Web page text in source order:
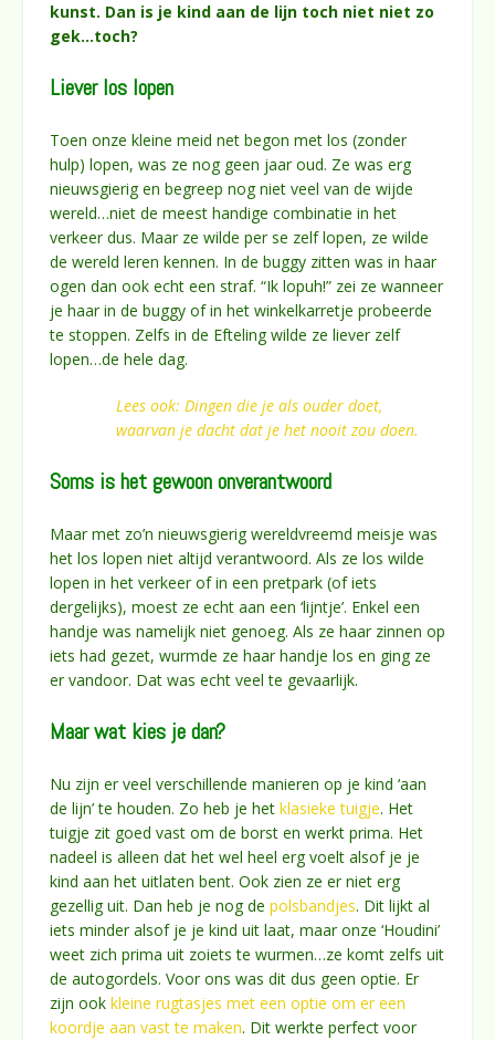
kunst. Dan is je kind aan de lijn toch niet niet zo
gek…toch?
Liever los lopen
Toen onze kleine meid net begon met los (zonder
hulp) lopen, was ze nog geen jaar oud. Ze was erg
nieuwsgierig en begreep nog niet veel van de wijde
wereld…niet de meest handige combinatie in het
verkeer dus. Maar ze wilde per se zelf lopen, ze wilde
de wereld leren kennen. In de buggy zitten was in haar
ogen dan ook echt een straf. “Ik lopuh!” zei ze wanneer
je haar in de buggy of in het winkelkarretje probeerde
te stoppen. Zelfs in de Efteling wilde ze liever zelf
lopen…de hele dag.
Lees ook: Dingen die je als ouder doet,
waarvan je dacht dat je het nooit zou doen.
Soms is het gewoon onverantwoord
Maar met zo’n nieuwsgierig wereldvreemd meisje was
het los lopen niet altijd verantwoord. Als ze los wilde
lopen in het verkeer of in een pretpark (of iets
dergelijks), moest ze echt aan een ‘lijntje’. Enkel een
handje was namelijk niet genoeg. Als ze haar zinnen op
iets had gezet, wurmde ze haar handje los en ging ze
er vandoor. Dat was echt veel te gevaarlijk.
Maar wat kies je dan?
Nu zijn er veel verschillende manieren op je kind ‘aan
de lijn’ te houden. Zo heb je het klasieke tuigje. Het
tuigje zit goed vast om de borst en werkt prima. Het
nadeel is alleen dat het wel heel erg voelt alsof je je
kind aan het uitlaten bent. Ook zien ze er niet erg
gezellig uit. Dan heb je nog de polsbandjes. Dit lijkt al
iets minder alsof je je kind uit laat, maar onze ‘Houdini’
weet zich prima uit zoiets te wurmen…ze komt zelfs uit
de autogordels. Voor ons was dit dus geen optie. Er
zijn ook kleine rugtasjes met een optie om er een
koordje aan vast te maken. Dit werkte perfect voor